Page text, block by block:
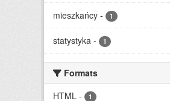
mieszkańcy - 1
statystyka - 1
Formats
HTML - 1